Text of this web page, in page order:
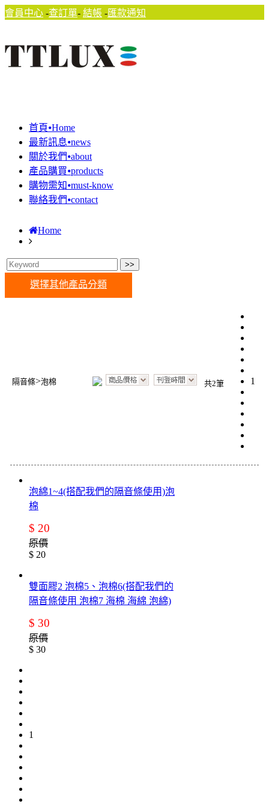
會員中心 -查訂單- 結帳 -匯款通知
首頁⦁Home
最新訊息⦁news
關於我們⦁about
產品購買⦁products
購物需知⦁must-know
聯絡我們⦁contact
Home
選擇其他產品分類
隔音條>泡棉 共2筆 1
泡綿1~4(搭配我們的隔音條使用)泡
棉
$ 20
原價
$ 20
雙面膠2 泡棉5、泡棉6(搭配我們的
隔音條使用 泡棉7 海棉 海綿 泡綿)
$ 30
原價
$ 30
1